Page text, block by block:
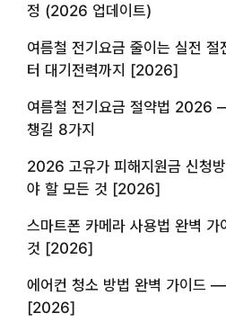
정 (2026 업데이트)
여름철 전기요금 줄이는 실전
터 대기전력까지 [2026]
여름철 전기요금 절약법 2026
챙길 8가지
2026 고유가 피해지원금 신청
야 할 모든 것 [2026]
스마트폰 카메라 사용법 완벽
것 [2026]
에어컨 청소 방법 완벽 가이드
[2026]